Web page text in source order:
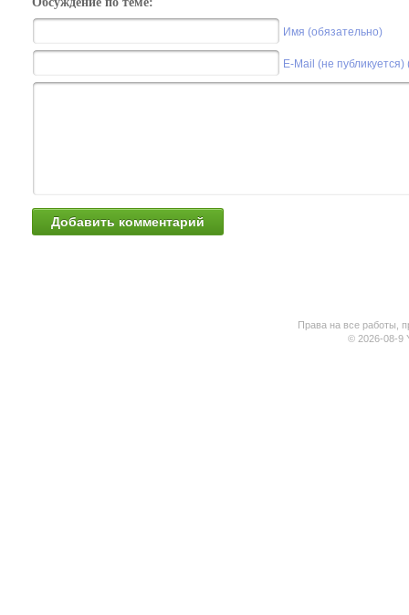
Имя (обязательно)
E-Mail (не
Права на все работы,
© 2026-08-9